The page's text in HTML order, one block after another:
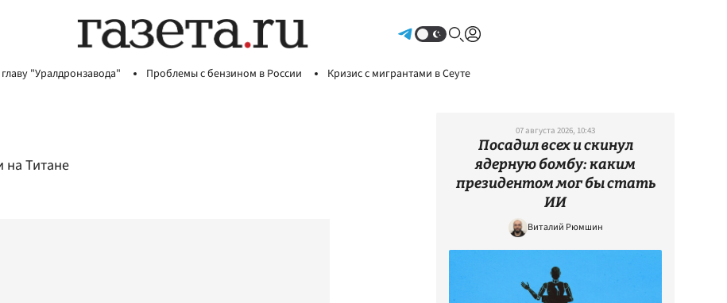
"Уралдронзавода" Проблемы с бензином в России Кризис с мигрантами в Сеуте
на Титане
07 августа 2026, 10:43
Посадил всех и скинул
ядерную бомбу: каким
президентом мог бы стать
ИИ
Виталий Рюмшин